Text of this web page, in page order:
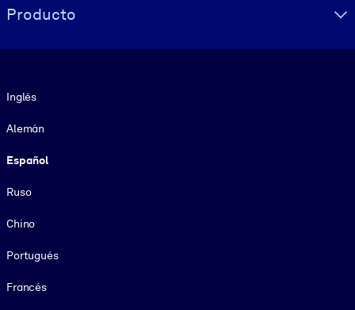
Producto
Inglés
Alemán
Español
Ruso
Chino
Portugués
Francés